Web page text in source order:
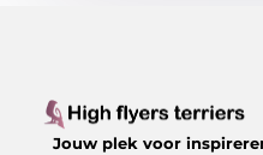
Jouw plek voor